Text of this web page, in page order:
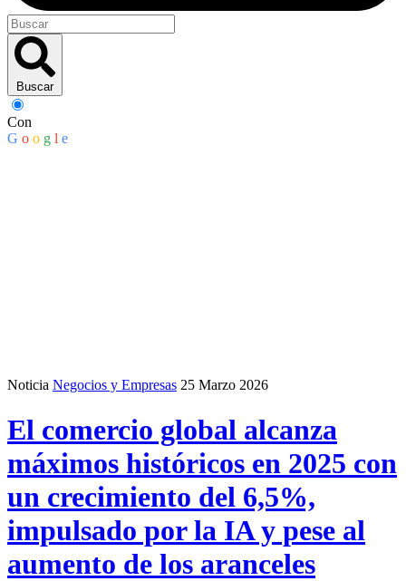
Buscar
Con
G o o g l e
Noticia Negocios y Empresas 25 Marzo 2026
El comercio global alcanza
máximos históricos en 2025 con
un crecimiento del 6,5%,
impulsado por la IA y pese al
aumento de los aranceles